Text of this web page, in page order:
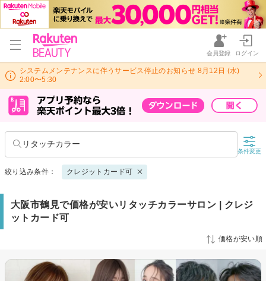
会員登録 ログイン
システムメンテナンスに伴うサービス停止のお知らせ 8月12日 (水)
2:00〜5:30
リタッチカラー
条件変更
絞り込み条件： クレジットカード可
大阪市鶴見で価格が安いリタッチカラーサロン | クレジ
ットカード可
価格が安い順